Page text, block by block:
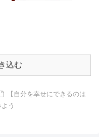
込む
【自分を幸せにできるのは
う